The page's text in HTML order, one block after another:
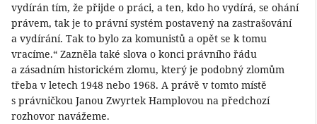
vydírán tím, že přijde o práci, a ten, kdo ho vydírá, se ohání
právem, tak je to právní systém postavený na zastrašování
a vydírání. Tak to bylo za komunistů a opět se k tomu
vracíme.“ Zazněla také slova o konci právního řádu
a zásadním historickém zlomu, který je podobný zlomům
třeba v letech 1948 nebo 1968. A právě v tomto místě
s právničkou Janou Zwyrtek Hamplovou na předchozí
rozhovor navážeme.